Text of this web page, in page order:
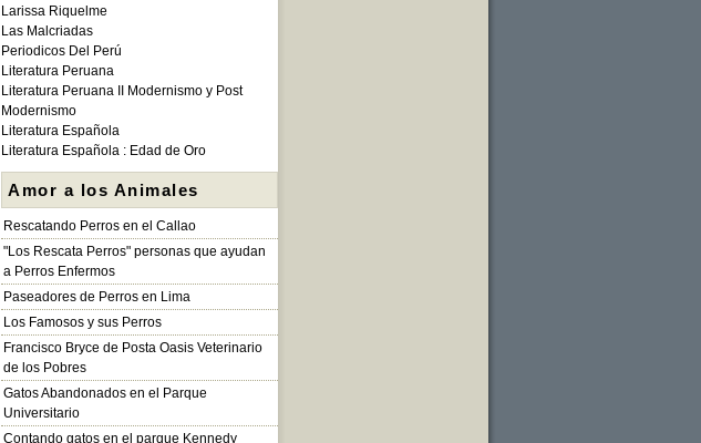
Larissa Riquelme
Las Malcriadas
Periodicos Del Perú
Literatura Peruana
Literatura Peruana II Modernismo y Post
Modernismo
Literatura Española
Literatura Española : Edad de Oro
Amor a los Animales
Rescatando Perros en el Callao
"Los Rescata Perros" personas que ayudan
a Perros Enfermos
Paseadores de Perros en Lima
Los Famosos y sus Perros
Francisco Bryce de Posta Oasis Veterinario
de los Pobres
Gatos Abandonados en el Parque
Universitario
Contando gatos en el parque Kennedy